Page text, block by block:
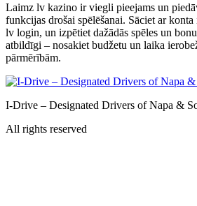
Laimz lv kazino ir viegli pieejams un
funkcijas drošai spēlēšanai. Sāciet ar
lv login, un izpētiet dažādās spēles un
atbildīgi – nosakiet budžetu un laika
pārmērībām.
I-Drive – Designated Drivers of Napa &
All rights reserved